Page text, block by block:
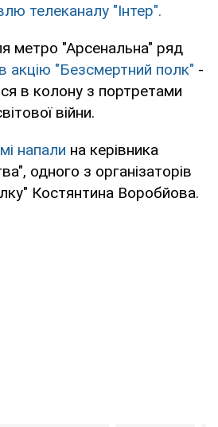
телеканалу "Інтер".
метро "Арсенальна" ряд
акцію "Безсмертний полк" -
в колону з портретами
війни.
напали на керівника
одного з організаторів
Костянтина Воробйова.